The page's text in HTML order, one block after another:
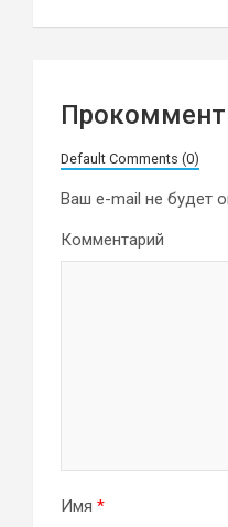
записям
Default Comments (0)
Ваш e-mail не будет
Комментарий
Имя *